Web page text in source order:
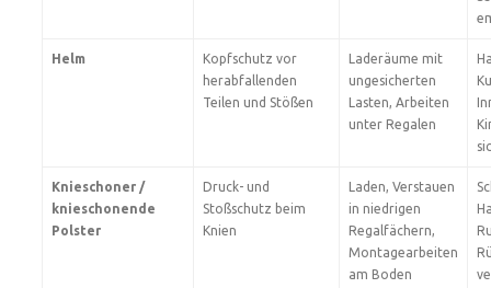
Helm
Kopfschutz vor
herabfallenden
Teilen und Stößen
Laderäume mit
ungesicherten
Lasten, Arbeiten
unter Regalen
Knieschoner /
knieschonende
Polster
Druck- und
Stoßschutz beim
Knien
Laden, Verstauen
in niedrigen
Regalfächern,
Montagearbeiten
am Boden